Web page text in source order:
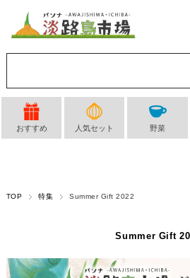
おすすめ 人気セット 野菜
TOP 特集 Summer Gift 2022
Summer Gift